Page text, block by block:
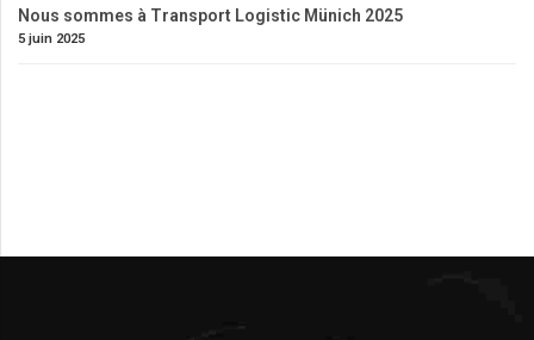
Nous sommes à Transport Logistic Münich 2025
5 juin 2025